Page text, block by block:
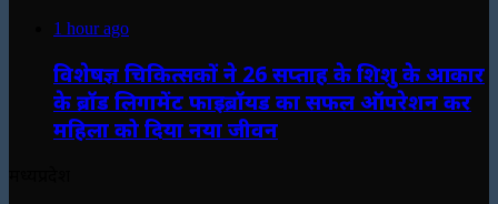
1 hour ago
विशेषज्ञ चिकित्सकों ने 26 सप्ताह के शिशु के आकार
के ब्रॉड लिगामेंट फाइब्रॉयड का सफल ऑपरेशन कर
महिला को दिया नया जीवन